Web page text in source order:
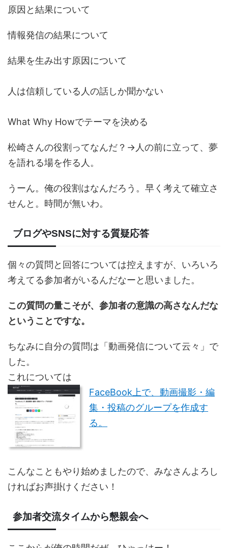
原因と結果について
情報発信の結果について
結果を生み出す原因について
人は信頼している人の話しか聞かない
What Why Howでテーマを決める
松崎さんの役割ってなんだ？→人の前に立って、夢
を語れる場を作る人。
うーん。俺の役割はなんだろう。早く考えて確立さ
せんと。時間が無いわ。
ブログやSNSに対する質疑応答
個々の質問と回答については控えますが、いろいろ
考えてる参加者がいるんだなーと思いました。
この質問の量こそが、参加者の意識の高さなんだな
ということですな。
ちなみに自分の質問は「動画発信について云々」で
した。
これについては
FaceBook上で、動画撮影・編
集・投稿のグループを作成す
る。
こんなこともやり始めましたので、みなさんよろし
ければお声掛けください！
参加者交流タイムから懇親会へ